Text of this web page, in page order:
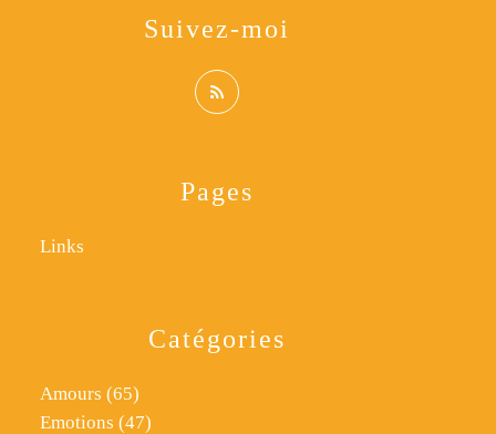
Catégories
Amours (65)
Emotions (47)
Pages
Links
Suivez-moi